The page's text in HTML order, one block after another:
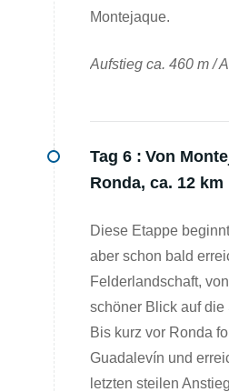
Montejaque.
Aufstieg ca. 460 m /
Tag 6 : Von
Ronda, ca. 12 km
Diese Etappe
aber schon bald
Felderlandschaft,
schöner Blick auf die
Bis kurz vor Ronda
Guadalevín und
letzten steilen